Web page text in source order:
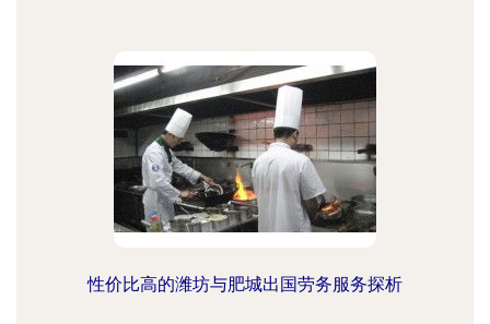
性价比高的潍坊与肥城出国劳务服务探析